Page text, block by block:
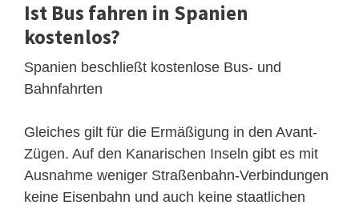
Ist Bus fahren in Spanien
kostenlos?
Spanien beschließt kostenlose Bus- und
Bahnfahrten
Gleiches gilt für die Ermäßigung in den Avant-
Zügen. Auf den Kanarischen Inseln gibt es mit
Ausnahme weniger Straßenbahn-Verbindungen
keine Eisenbahn und auch keine staatlichen